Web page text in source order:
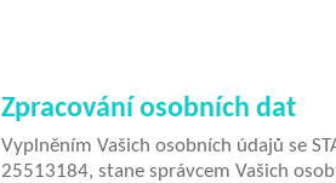
Zpracování osobních dat
Vyplněním Vašich osobních údajů se
25513184, stane správcem Vašich